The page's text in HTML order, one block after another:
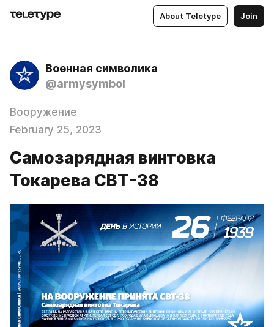
About Teletype Join
Военная символика
@armysymbol
Вооружение
February 25, 2023
Самозарядная винтовка
Токарева СВТ-38